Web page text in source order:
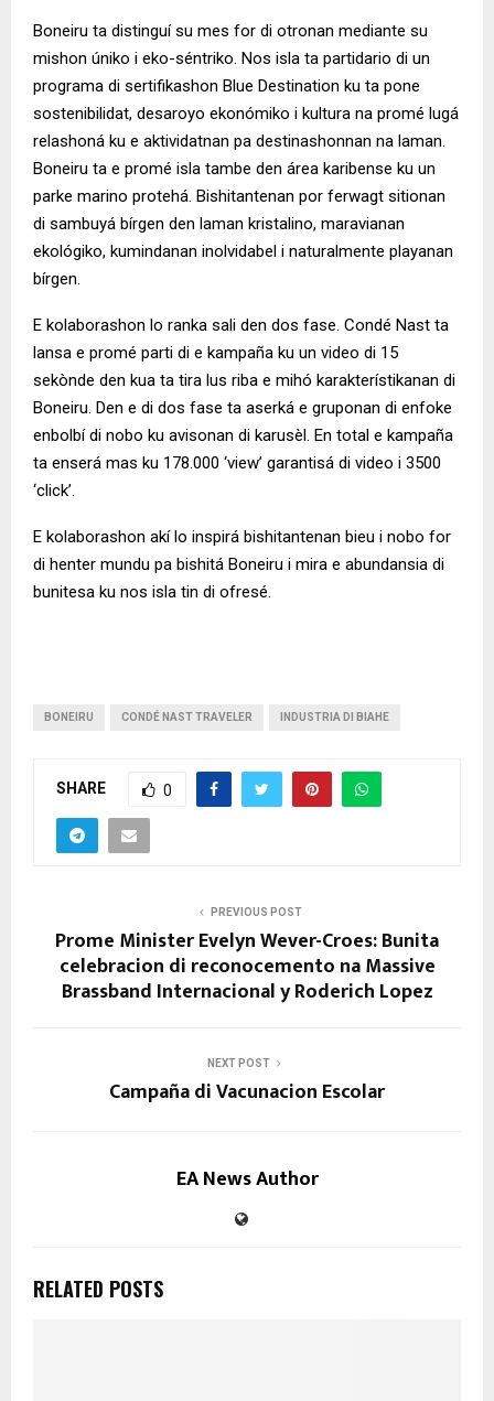
Boneiru ta distinguí su mes for di otronan mediante su
mishon úniko i eko-séntriko. Nos isla ta partidario di un
programa di sertifikashon Blue Destination ku ta pone
sostenibilidat, desaroyo ekonómiko i kultura na promé lugá
relashoná ku e aktividatnan pa destinashonnan na laman.
Boneiru ta e promé isla tambe den área karibense ku un
parke marino protehá. Bishitantenan por ferwagt sitionan
di sambuyá bírgen den laman kristalino, maravianan
ekológiko, kumindanan inolvidabel i naturalmente playanan
bírgen.
E kolaborashon lo ranka sali den dos fase. Condé Nast ta
lansa e promé parti di e kampaña ku un video di 15
sekònde den kua ta tira lus riba e mihó karakterístikanan di
Boneiru. Den e di dos fase ta aserká e gruponan di enfoke
enbolbí di nobo ku avisonan di karusèl. En total e kampaña
ta enserá mas ku 178.000 ‘view’ garantisá di video i 3500
‘click’.
E kolaborashon akí lo inspirá bishitantenan bieu i nobo for
di henter mundu pa bishitá Boneiru i mira e abundansia di
bunitesa ku nos isla tin di ofresé.
BONEIRU CONDÉ NAST TRAVELER INDUSTRIA DI BIAHE
SHARE 0
PREVIOUS POST
Prome Minister Evelyn Wever-Croes: Bunita
celebracion di reconocemento na Massive
Brassband Internacional y Roderich Lopez
NEXT POST
Campaña di Vacunacion Escolar
EA News Author
RELATED POSTS